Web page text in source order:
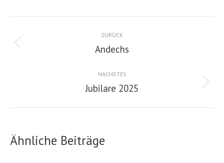
Kommentarnavigation
ZURÜCK
Vorheriger
Andechs
NÄCHSTES
Nächster
Jubilare 2025
Ähnliche Beiträge